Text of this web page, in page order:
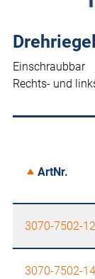
Einschraubbar
Rechts- und
ArtNr.
3070-7502-
3070-7502-